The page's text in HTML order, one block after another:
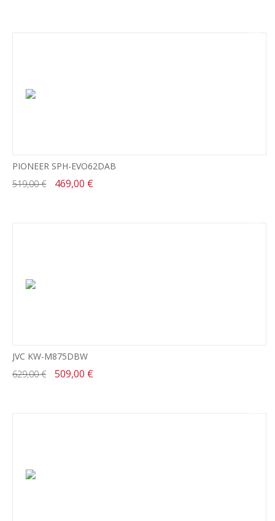
PIONEER SPH-EVO62DAB
519,00 €
469,00 €
JVC KW-M875DBW
629,00 €
509,00 €